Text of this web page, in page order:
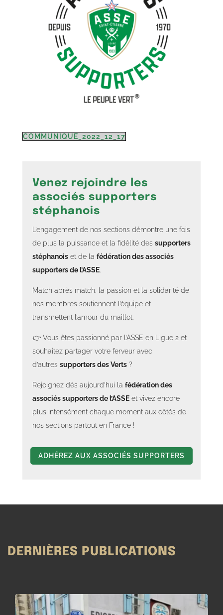
COMMUNIQUE_2022_12_17
Venez rejoindre les
associés supporters
stéphanois
L’engagement de nos sections démontre une fois
de plus la puissance et la fidélité des supporters
stéphanois et de la fédération des associés
supporters de l’ASSE.
Match après match, la passion et la solidarité de
nos membres soutiennent l’équipe et
transmettent l’amour du maillot.
👉 Vous êtes passionné par l’ASSE en Ligue 2 et
souhaitez partager votre ferveur avec
d’autres supporters des Verts ?
Rejoignez dès aujourd’hui la fédération des
associés supporters de l’ASSE et vivez encore
plus intensément chaque moment aux côtés de
nos sections partout en France !
ADHÉREZ AUX ASSOCIÉS SUPPORTERS
DERNIÈRES PUBLICATIONS